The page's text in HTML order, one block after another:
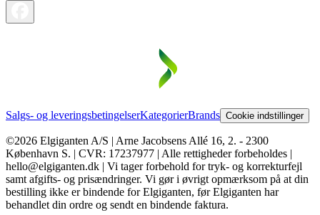
Salgs- og leveringsbetingelserKategorierBrands Cookie indstillinger
©2026 Elgiganten A/S | Arne Jacobsens Allé 16, 2. - 2300
København S. | CVR: 17237977 | Alle rettigheder forbeholdes |
hello@elgiganten.dk | Vi tager forbehold for tryk- og korrekturfejl
samt afgifts- og prisændringer. Vi gør i øvrigt opmærksom på at din
bestilling ikke er bindende for Elgiganten, før Elgiganten har
behandlet din ordre og sendt en bindende faktura.